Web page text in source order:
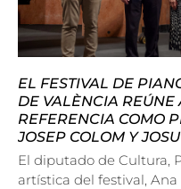
EL FESTIVAL DE
DE VALÈNCIA REÚNE
REFERENCIA COMO
JOSEP COLOM Y
El diputado de Cultura,
artística del festival,